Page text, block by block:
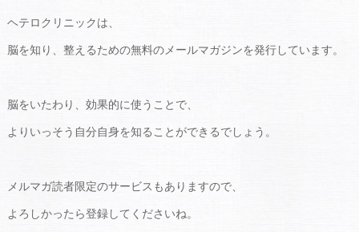
ヘテロクリニックは、
脳を知り、整えるための無料のメールマガジンを発行しています。
脳をいたわり、効果的に使うことで、
よりいっそう自分自身を知ることができるでしょう。
メルマガ読者限定のサービスもありますので、
よろしかったら登録してくださいね。